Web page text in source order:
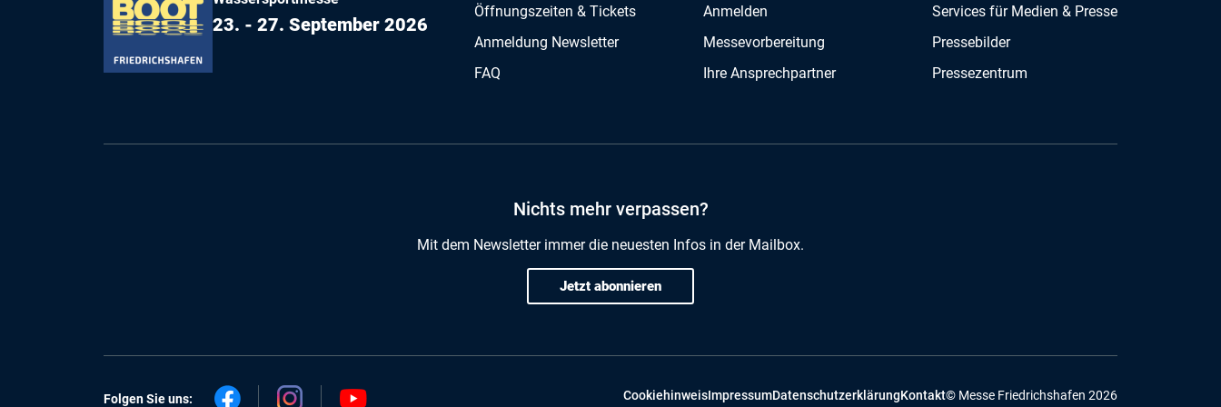
23. - 27. September 2026
Öffnungszeiten & Tickets
Anmeldung Newsletter
FAQ
Anmelden
Messevorbereitung
Ihre Ansprechpartner
Services für Medien & Presse
Pressebilder
Pressezentrum
Nichts mehr verpassen?
Mit dem Newsletter immer die neuesten Infos in der Mailbox.
Jetzt abonnieren
Folgen Sie uns: CookiehinweisImpressumDatenschutzerklärungKontakt© Messe Friedrichshafen 2026